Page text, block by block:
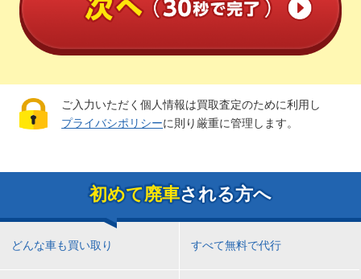
ご入力いただく個人情報は買取査定のために利用し
プライバシポリシーに則り厳重に管理します。
初めて廃車される方へ
どんな車も買い取り すべて無料で代行